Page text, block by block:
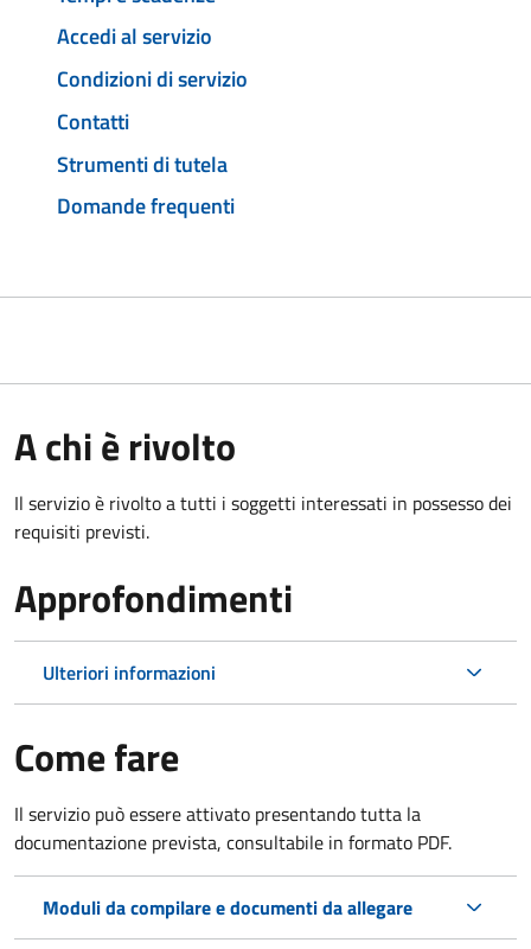
Accedi al servizio
Condizioni di servizio
Contatti
Strumenti di tutela
Domande frequenti
A chi è rivolto
Il servizio è rivolto a tutti i soggetti interessati in possesso dei
requisiti previsti.
Approfondimenti
Ulteriori informazioni
Come fare
Il servizio può essere attivato presentando tutta la
documentazione prevista, consultabile in formato PDF.
Moduli da compilare e documenti da allegare